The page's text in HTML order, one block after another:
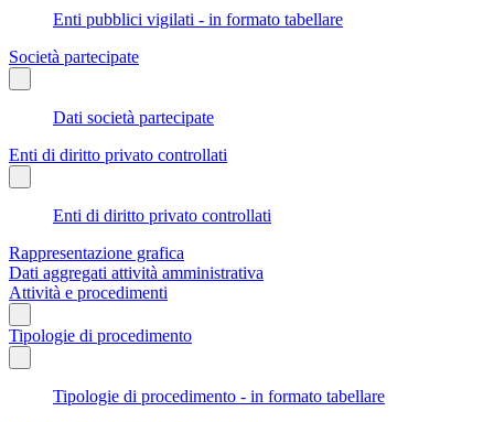
Enti pubblici vigilati - in formato tabellare
Società partecipate
Dati società partecipate
Enti di diritto privato controllati
Enti di diritto privato controllati
Rappresentazione grafica
Dati aggregati attività amministrativa
Attività e procedimenti
Tipologie di procedimento
Tipologie di procedimento - in formato tabellare